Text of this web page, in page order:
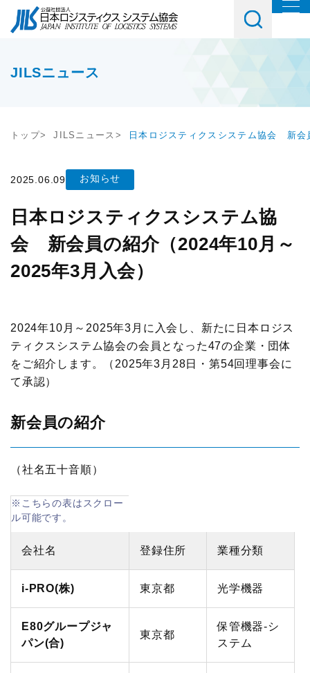
協会について
会員の声
メールマガジン
機関誌
交通アクセス
ディスクロージャ情報
お問い合わせ
イベント・講習会・交流会
講座・コース
セミナー
社内教育・コンサル
交流会
テーマ別交流会
企業・大学交流会
新年賀詞交歓会・新春の集い
物流統括管理者連携推進会議
改善事例大会・発表会
テーマ別研究会
ロジスティクス強調月間
展示会
国際物流総合展
物流コスト調査
アンケート調査
JILS総研レポート
ロジスティクスコンセプト2030
テーマ別情報
サプライチェーンマネジメント
物流現場改善推進
サステナビリティ
HRM（人的資源管理）
グローバル
メルマガご購読ご希望の方
メルマガ登録はこちら
入会案内はこちら
JILSニュース
トップ JILSニュース 日本ロジスティクスシステム協会 新
2025.06.09 お知らせ
日本ロジスティクスシステム協
会 新会員の紹介（2024年10月～
2025年3月入会）
2024年10月～2025年3月に入会し、新たに日本ロジス
ティクスシステム協会の会員となった47の企業・団体
をご紹介します。（2025年3月28日・第54回理事会に
て承認）
新会員の紹介
（社名五十音順）
会社名 登録住所 業種分類
i-PRO(株) 東京都 光学機器
E80グループジャ
パン(合)
東京都
保管機器-シ
ステム